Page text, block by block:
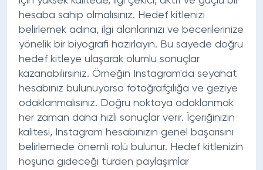
hesaba sahip olmalısınız. Hedef kitlenizi
belirlemek adına, ilgi alanlarınızı ve becerilerinize
yönelik bir biyografi hazırlayın. Bu sayede doğru
hedef kitleye ulaşarak olumlu sonuçlar
kazanabilirsiniz. Örneğin Instagram'da seyahat
hesabınız bulunuyorsa fotoğrafçılığa ve geziye
odaklanmalısınız. Doğru noktaya odaklanmak
her zaman daha hızlı sonuçlar verir. İçeriğinizin
kalitesi, Instagram hesabınızın genel başarısını
belirlemede önemli rolü bulunur. Hedef kitlenizin
hoşuna gideceği türden paylaşımlar